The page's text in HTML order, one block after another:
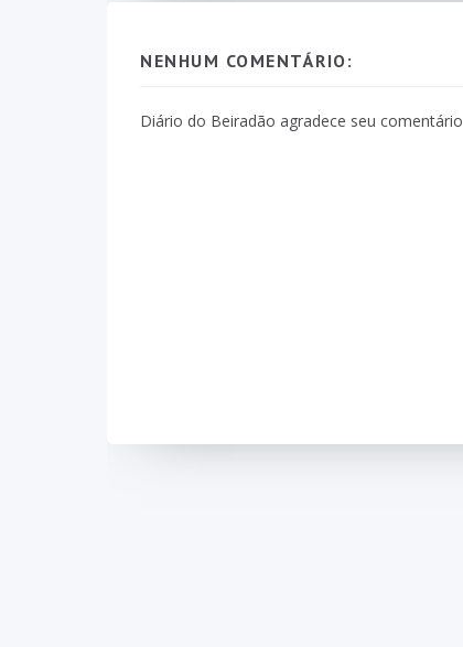
NENHUM COMENTÁRIO:
Diário do Beiradão agradece seu comentário